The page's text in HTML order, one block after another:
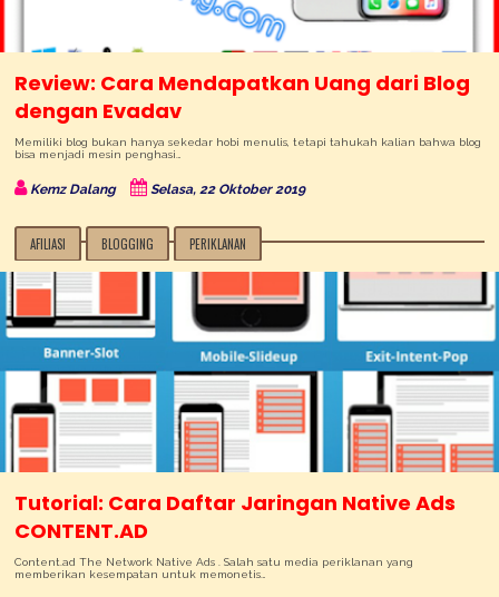
Review: Cara Mendapatkan Uang dari Blog
dengan Evadav
Memiliki blog bukan hanya sekedar hobi menulis, tetapi tahukah kalian bahwa blog
bisa menjadi mesin penghasi…
Kemz Dalang Selasa, 22 Oktober 2019
AFILIASI BLOGGING PERIKLANAN
Tutorial: Cara Daftar Jaringan Native Ads
CONTENT.AD
Content.ad The Network Native Ads . Salah satu media periklanan yang
memberikan kesempatan untuk memonetis…